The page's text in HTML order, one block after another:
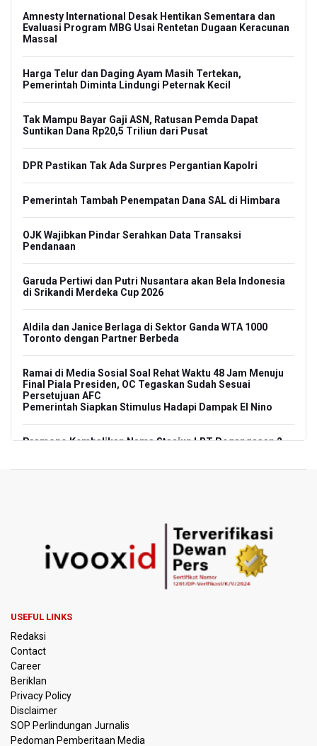
Amnesty International Desak Hentikan Sementara dan
Evaluasi Program MBG Usai Rentetan Dugaan Keracunan
Massal
Harga Telur dan Daging Ayam Masih Tertekan,
Pemerintah Diminta Lindungi Peternak Kecil
Tak Mampu Bayar Gaji ASN, Ratusan Pemda Dapat
Suntikan Dana Rp20,5 Triliun dari Pusat
DPR Pastikan Tak Ada Surpres Pergantian Kapolri
Pemerintah Tambah Penempatan Dana SAL di Himbara
OJK Wajibkan Pindar Serahkan Data Transaksi
Pendanaan
Garuda Pertiwi dan Putri Nusantara akan Bela Indonesia
di Srikandi Merdeka Cup 2026
Aldila dan Janice Berlaga di Sektor Ganda WTA 1000
Toronto dengan Partner Berbeda
Ramai di Media Sosial Soal Rehat Waktu 48 Jam Menuju
Final Piala Presiden, OC Tegaskan Sudah Sesuai
Persetujuan AFC
Pemerintah Siapkan Stimulus Hadapi Dampak El Nino
Pramono Kembalikan Nama Stasiun LRT Pegangsaan 2
Menko Polkam Imbau Tidak Bertindak Anarkis jika Ingin
Berunjuk Rasa
Nadiem Makarim Jalani Sidang Banding Perdana Kasus
Ekstasi, Enam Tersangka Ditangkap
Korlantas Polri Terapkan Teknologi Face Recognition
pada ETLE
Kemenko IPK Sebut Sudah Ada Kajian Awal Perpanjangan
Kereta Cepat ke Surabaya
USEFUL LINKS
Redaksi
Contact
Career
Beriklan
Privacy Policy
Disclaimer
SOP Perlindungan Jurnalis
Pedoman Pemberitaan Media